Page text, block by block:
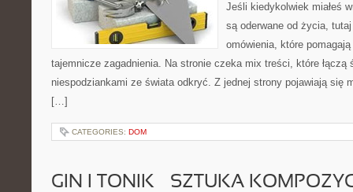
Jeśli kiedykolwiek miałeś
są oderwane od życia,
omówienia, które
tajemnicze zagadnienia. Na stronie czeka mix treści, które łączą
niespodziankami ze świata odkryć. Z jednej strony pojawiają się
[…]
CATEGORIES: DOM
GIN I TONIK – SZTUKA